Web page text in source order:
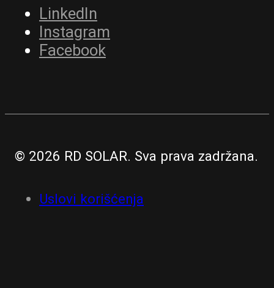
LinkedIn
Instagram
Facebook
© 2026 RD SOLAR. Sva prava zadržana.
Uslovi korišćenja